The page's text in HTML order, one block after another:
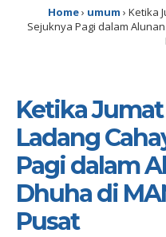
Home› umum › Ketika
Sejuknya Pagi dalam
Ketika
Ladang
Pagi dalam
Dhuha di
Pusat